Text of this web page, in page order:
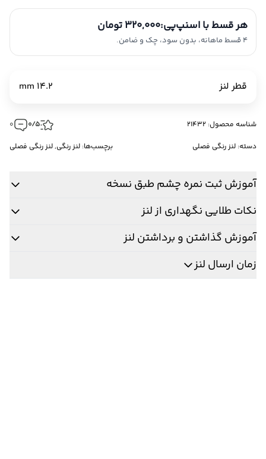
هر قسط با اسنپ‌پی:320,000 تومان
4 قسط ماهانه، بدون سود، چک و ضامن.
قطر لنز 14.2 mm
شناسه محصول: 21432 0/5
0
دسته: لنز رنگی فصلی برچسب‌ها: لنز رنگی,لنز رنگی فصلی
آموزش ثبت نمره چشم طبق نسخه
نکات طلایی نگهداری از لنز
آموزش گذاشتن و برداشتن لنز
زمان ارسال لنز